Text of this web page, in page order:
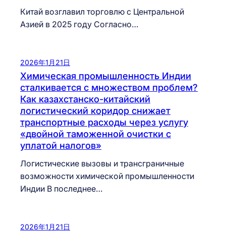
Китай возглавил торговлю с Центральной
Азией в 2025 году Согласно…
2026年1月21日
Химическая промышленность Индии
сталкивается с множеством проблем?
Как казахстанско-китайский
логистический коридор снижает
транспортные расходы через услугу
«двойной таможенной очистки с
уплатой налогов»
Логистические вызовы и трансграничные
возможности химической промышленности
Индии В последнее…
2026年1月21日